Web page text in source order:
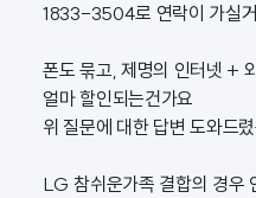
1833-3504로 연락이 가실
폰도 묶고, 제명의 인터넷 +
얼마 할인되는건가요
위 질문에 대한 답변 도와드
LG 참쉬운가족 결합의 경우